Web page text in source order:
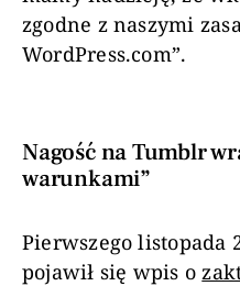
zgodne z naszymi
WordPress.com”.
Nagość na Tumblr
warunkami”
Pierwszego listopada
pojawił się wpis o